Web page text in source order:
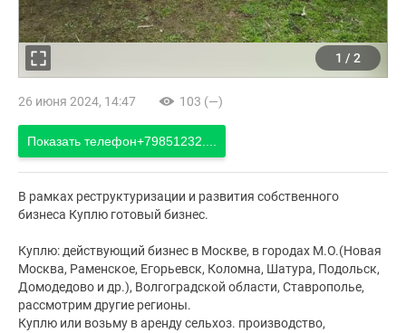
1 / 2
26 июня 2024, 14:47 103 (—)
Показать телефон+79851232....
В рамках реструктуризации и развития собственного
бизнеса Куплю готовый бизнес.
Куплю: действующий бизнес в Москве, в городах М.О.(Новая
Москва, Раменское, Егорьевск, Коломна, Шатура, Подольск,
Домодедово и др.), Волгоградской области, Ставрополье,
рассмотрим другие регионы.
Куплю или возьму в аренду сельхоз. производство,